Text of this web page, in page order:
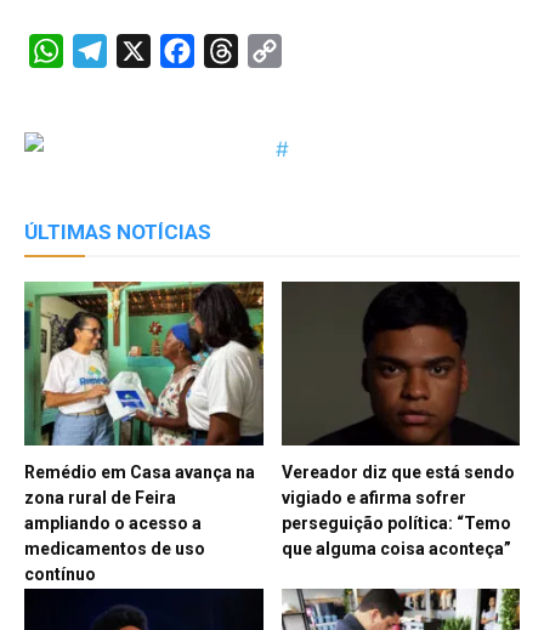
WhatsAppTelegram FacebookThreads
ÚLTIMAS NOTÍCIAS
Remédio em Casa avança na
zona rural de Feira
ampliando o acesso a
medicamentos de uso
contínuo
Vereador diz que está sendo
vigiado e afirma sofrer
perseguição política: “Temo
que alguma coisa aconteça”